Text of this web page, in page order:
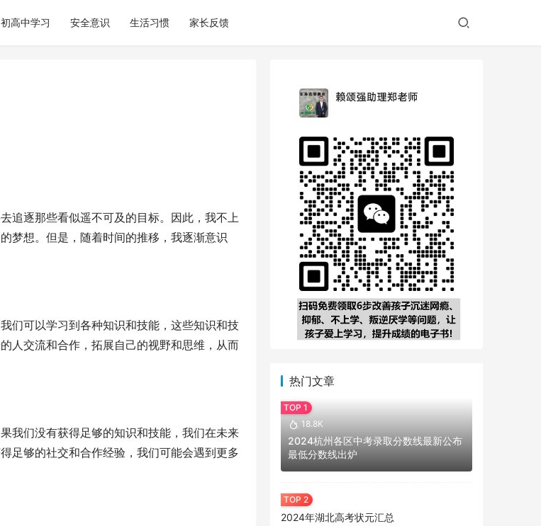
初高中学习 安全意识 生活习惯 家长反馈
追逐那些看似遥不可及的目标。因此，我不上
梦想。但是，随着时间的推移，我逐渐意识
们可以学习到各种知识和技能，这些知识和技
人交流和合作，拓展自己的视野和思维，从而
我们没有获得足够的知识和技能，我们在未来
足够的社交和合作经验，我们可能会遇到更多
热门文章
18.8K
2024杭州各区中考录取分数线最新公布
最低分数线出炉
2024年湖北高考状元汇总